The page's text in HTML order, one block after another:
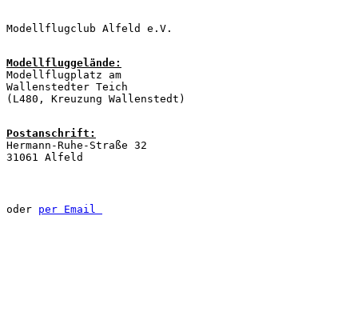
Modellflugclub Alfeld e.V.
Modellfluggelände:
Modellflugplatz am
Wallenstedter Teich
(L480, Kreuzung Wallenstedt)
Postanschrift:
Hermann-Ruhe-Straße 32
31061 Alfeld
oder per Email